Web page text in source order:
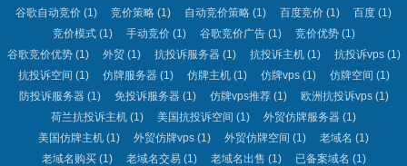
谷歌自动竞价 (1) 竞价策略 (1) 自动竞价策略 (1) 百度竞价 (1) 百度 (1)
竞价模式(1) 手动竞价(1) 谷歌竞价广告(1) 竞价优势(1)
谷歌竞价优势(1) 外贸(1) 抗投诉服务器(1) 抗投诉主机(1) 抗投诉vps(1)
抗投诉空间 (1) 仿牌服务器(1) 仿牌主机(1) 仿牌vps(1) 仿牌空间 (1)
防投诉服务器(1) 免投诉服务器(1) 仿牌vps推荐(1) 欧洲抗投诉vps(1)
荷兰抗投诉主机 (1) 美国抗投诉空间 (1) 外贸仿牌服务器 (1)
美国仿牌主机 (1) 外贸仿牌vps (1) 外贸仿牌空间 (1) 老域名 (1)
老域名购买(1) 老域名交易(1) 老域名出售 (1) 已备案域名 (1)